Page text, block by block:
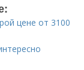
цене от 3100